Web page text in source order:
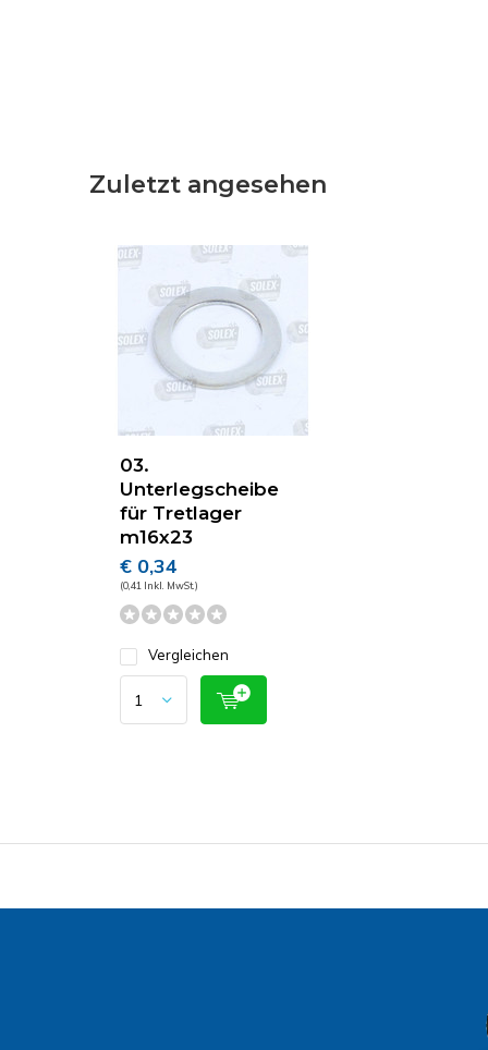
Zuletzt angesehen
03.
Unterlegscheibe
für Tretlager
m16x23
€ 0,34
(0,41 Inkl. MwSt.)
Vergleichen